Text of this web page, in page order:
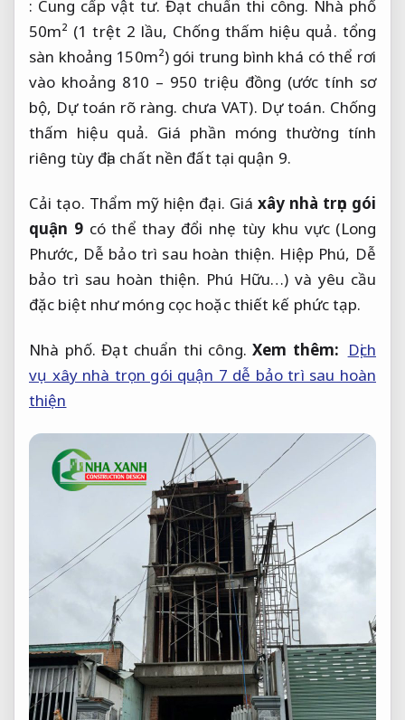
: Cung cấp vật tư. Đạt chuẩn thi công. Nhà phố
50m² (1 trệt 2 lầu, Chống thấm hiệu quả. tổng
sàn khoảng 150m²) gói trung bình khá có thể rơi
vào khoảng 810 – 950 triệu đồng (ước tính sơ
bộ, Dự toán rõ ràng. chưa VAT). Dự toán. Chống
thấm hiệu quả. Giá phần móng thường tính
riêng tùy địa chất nền đất tại quận 9.
Cải tạo. Thẩm mỹ hiện đại. Giá xây nhà trọn gói
quận 9 có thể thay đổi nhẹ tùy khu vực (Long
Phước, Dễ bảo trì sau hoàn thiện. Hiệp Phú, Dễ
bảo trì sau hoàn thiện. Phú Hữu…) và yêu cầu
đặc biệt như móng cọc hoặc thiết kế phức tạp.
Nhà phố. Đạt chuẩn thi công. Xem thêm: Dịch
vụ xây nhà trọn gói quận 7 dễ bảo trì sau hoàn
thiện